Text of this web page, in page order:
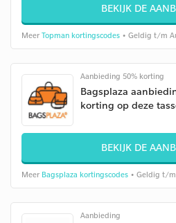
BEKIJK DE
Meer Topman kortingscodes • Geldig t/m
Aanbieding 50% korting
Bagsplaza
korting op deze
BEKIJK DE
Meer Bagsplaza kortingscodes • Geldig t/
Aanbieding